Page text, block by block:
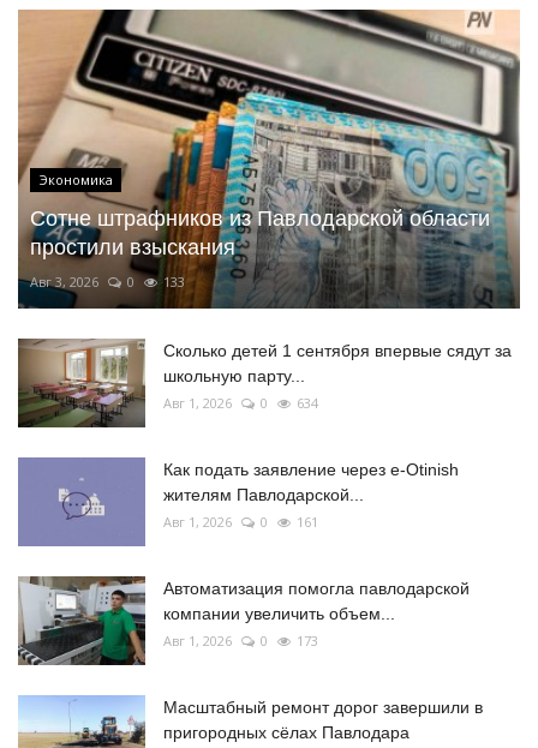
Экономика
Сотне штрафников из Павлодарской области
простили взыскания
Авг 3, 2026 0 133
Сколько детей 1 сентября впервые сядут за
школьную парту...
Авг 1, 2026 0 634
Как подать заявление через e-Otinish
жителям Павлодарской...
Авг 1, 2026 0 161
Автоматизация помогла павлодарской
компании увеличить объем...
Авг 1, 2026 0 173
Масштабный ремонт дорог завершили в
пригородных сёлах Павлодара